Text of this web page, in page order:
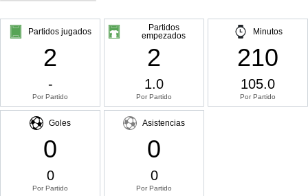
Partidos jugados
2
-
Por Partido
Partidos
empezados
2
1.0
Por Partido
Minutos
210
105.0
Por Partido
Goles
0
0
Por Partido
Asistencias
0
0
Por Partido